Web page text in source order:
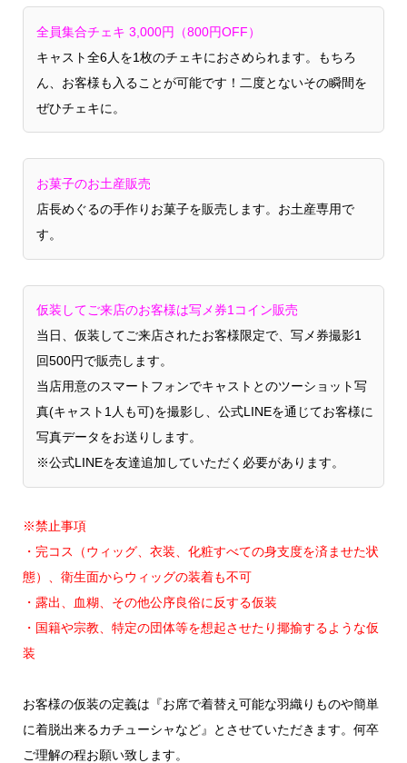
全員集合チェキ 3,000円（800円OFF）
キャスト全6人を1枚のチェキにおさめられます。もちろ
ん、お客様も入ることが可能です！二度とないその瞬間を
ぜひチェキに。
お菓子のお土産販売
店長めぐるの手作りお菓子を販売します。お土産専用で
す。
仮装してご来店のお客様は写メ券1コイン販売
当日、仮装してご来店されたお客様限定で、写メ券撮影1
回500円で販売します。
当店用意のスマートフォンでキャストとのツーショット写
真(キャスト1人も可)を撮影し、公式LINEを通じてお客様に
写真データをお送りします。
※公式LINEを友達追加していただく必要があります。
※禁止事項
・完コス（ウィッグ、衣装、化粧すべての身支度を済ませた状
態）、衛生面からウィッグの装着も不可
・露出、血糊、その他公序良俗に反する仮装
・国籍や宗教、特定の団体等を想起させたり揶揄するような仮
装
お客様の仮装の定義は『お席で着替え可能な羽織りものや簡単
に着脱出来るカチューシャなど』とさせていただきます。何卒
ご理解の程お願い致します。